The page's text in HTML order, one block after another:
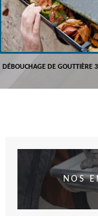
DÉBOUCHAGE DE GOUTTIÈRE
NOS